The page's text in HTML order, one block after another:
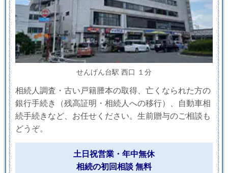
せんげん台駅 西口 １分
相続人調査・古い戸籍謄本の取得、亡くなられた方の
銀行手続き（残高証明・相続人への移行）、自動車相
続手続きなど、お任せください。生前贈与のご相談も
どうぞ。
土日祝営業・年中無休
相続の初回相談 無料